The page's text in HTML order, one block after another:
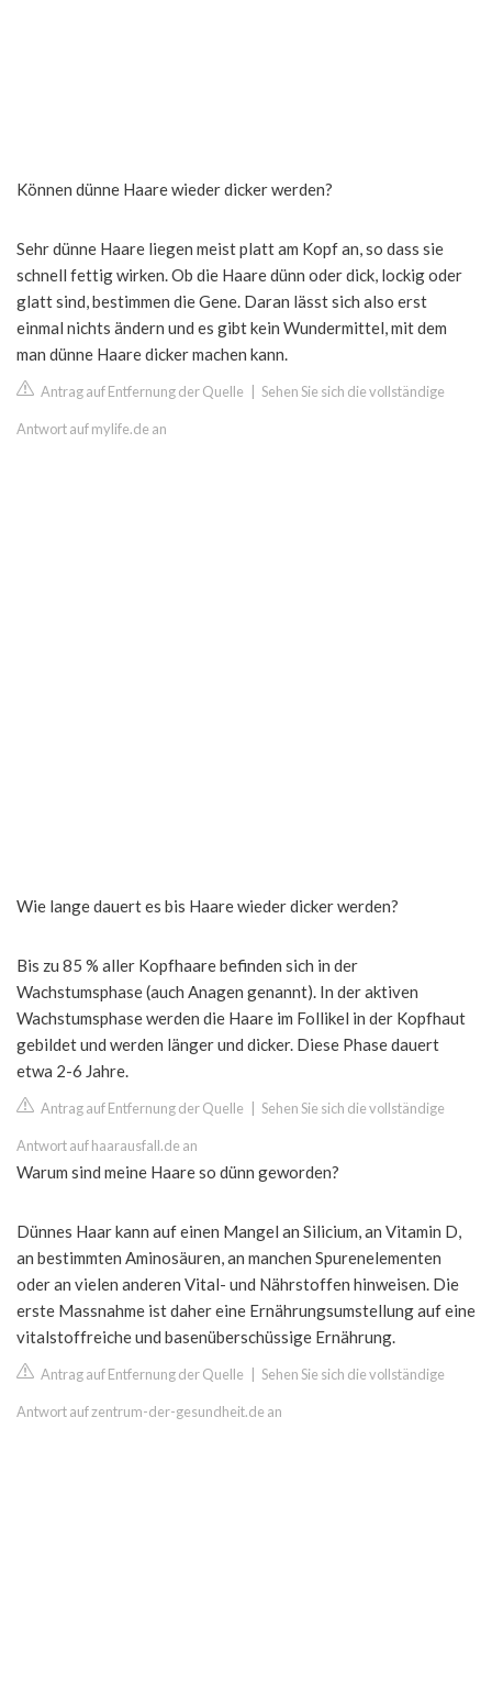
Können dünne Haare wieder dicker werden?
Sehr dünne Haare liegen meist platt am Kopf an, so dass sie
schnell fettig wirken. Ob die Haare dünn oder dick, lockig oder
glatt sind, bestimmen die Gene. Daran lässt sich also erst
einmal nichts ändern und es gibt kein Wundermittel, mit dem
man dünne Haare dicker machen kann.
Antrag auf Entfernung der Quelle Sehen Sie sich die vollständige
Antwort auf mylife.de an
Wie lange dauert es bis Haare wieder dicker werden?
Bis zu 85 % aller Kopfhaare befinden sich in der
Wachstumsphase (auch Anagen genannt). In der aktiven
Wachstumsphase werden die Haare im Follikel in der Kopfhaut
gebildet und werden länger und dicker. Diese Phase dauert
etwa 2-6 Jahre.
Antrag auf Entfernung der Quelle Sehen Sie sich die vollständige
Antwort auf haarausfall.de an
Warum sind meine Haare so dünn geworden?
Dünnes Haar kann auf einen Mangel an Silicium, an Vitamin D,
an bestimmten Aminosäuren, an manchen Spurenelementen
oder an vielen anderen Vital- und Nährstoffen hinweisen. Die
erste Massnahme ist daher eine Ernährungsumstellung auf eine
vitalstoffreiche und basenüberschüssige Ernährung.
Antrag auf Entfernung der Quelle Sehen Sie sich die vollständige
Antwort auf zentrum-der-gesundheit.de an